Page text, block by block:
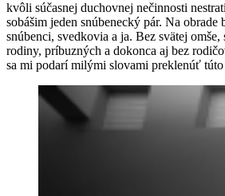
kvôli súčasnej duchovnej nečinnosti
sobášim jeden snúbenecký pár. Na obrade
snúbenci, svedkovia a ja. Bez svätej
rodiny, príbuzných a dokonca aj bez
sa mi podarí milými slovami preklenúť túto